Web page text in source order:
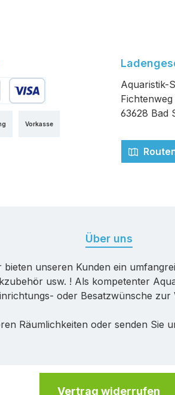
Vorkasse
Aquaristik-
Fichtenweg
63628 Bad
Über uns
unseren Kunden ein
usw. ! Als kompetenter
oder Besatzwünsche zur
Räumlichkeiten oder senden Sie
Vertrag widerrufen